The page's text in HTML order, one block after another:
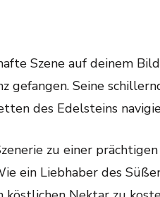
Szene auf deinem
gefangen. Seine
des Edelsteins
zu einer
ein Liebhaber des